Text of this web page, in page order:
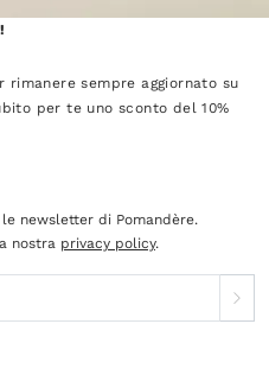
sempre aggiornato su
per te uno sconto del 10%
newsletter di Pomandère.
nostra privacy policy.